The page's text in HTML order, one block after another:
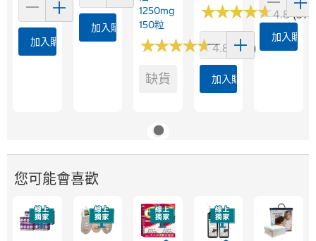
加入購物車
加入購物車
1250mg
150粒
★★★★★
★★★★★4.8 (361)
缺貨
★★★★★
★★★★★4.8
加入購物車
加入購物
您可能會喜歡